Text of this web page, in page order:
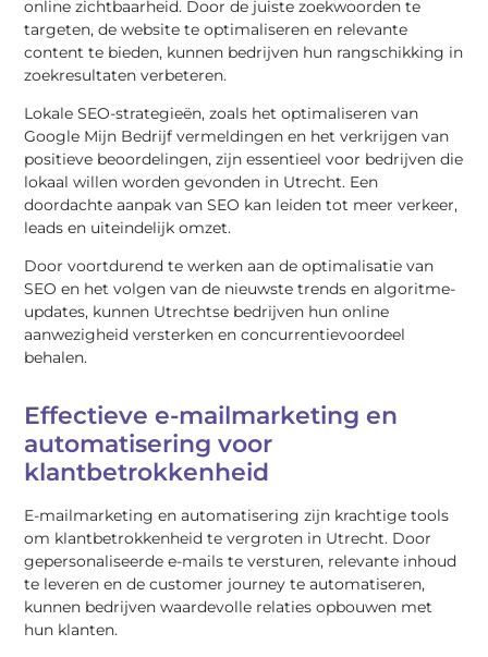
online zichtbaarheid. Door de juiste zoekwoorden te
targeten, de website te optimaliseren en relevante
content te bieden, kunnen bedrijven hun rangschikking in
zoekresultaten verbeteren.
Lokale SEO-strategieën, zoals het optimaliseren van
Google Mijn Bedrijf vermeldingen en het verkrijgen van
positieve beoordelingen, zijn essentieel voor bedrijven die
lokaal willen worden gevonden in Utrecht. Een
doordachte aanpak van SEO kan leiden tot meer verkeer,
leads en uiteindelijk omzet.
Door voortdurend te werken aan de optimalisatie van
SEO en het volgen van de nieuwste trends en algoritme-
updates, kunnen Utrechtse bedrijven hun online
aanwezigheid versterken en concurrentievoordeel
behalen.
Effectieve e-mailmarketing en
automatisering voor
klantbetrokkenheid
E-mailmarketing en automatisering zijn krachtige tools
om klantbetrokkenheid te vergroten in Utrecht. Door
gepersonaliseerde e-mails te versturen, relevante inhoud
te leveren en de customer journey te automatiseren,
kunnen bedrijven waardevolle relaties opbouwen met
hun klanten.